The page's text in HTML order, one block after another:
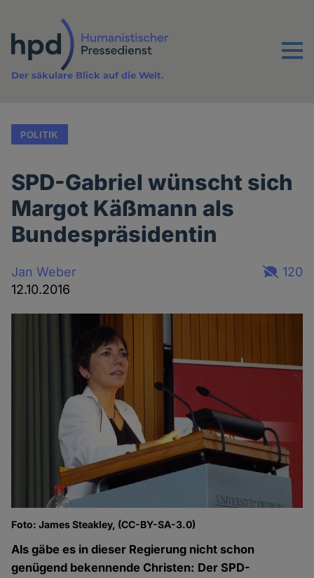
Inhalt
Menu
Der säkulare Blick auf die Welt.
POLITIK
SPD-Gabriel wünscht sich
Margot Käßmann als
Bundespräsidentin
Jan Weber
12.10.2016
120
Foto: James Steakley, (CC-BY-SA-3.0)
Als gäbe es in dieser Regierung nicht schon
genügend bekennende Christen: Der SPD-